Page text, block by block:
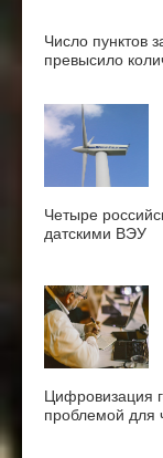
Число пунктов
превысило
Четыре
датскими ВЭУ
Цифровизация
проблемой для